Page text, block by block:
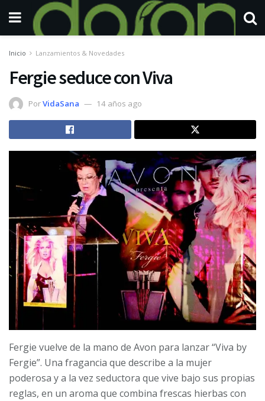
Inicio Lanzamientos & Novedades
Fergie seduce con Viva
PorVidaSana 14 años ago
Fergie vuelve de la mano de Avon para lanzar “Viva by
Fergie”. Una fragancia que describe a la mujer
poderosa y a la vez se­ductora que vive bajo sus propias
reglas, en un aroma que combina frescas hierbas con